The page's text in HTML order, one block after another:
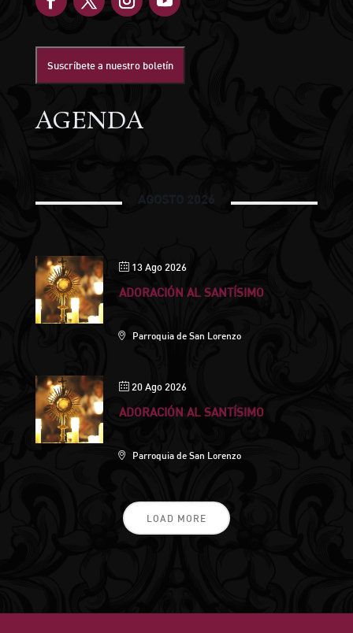
Suscríbete a nuestro boletín
AGENDA
AGOSTO 2026
13 Ago 2026
ADORACIÓN AL SANTÍSIMO
Parroquia de San Lorenzo
20 Ago 2026
ADORACIÓN AL SANTÍSIMO
Parroquia de San Lorenzo
LOAD MORE